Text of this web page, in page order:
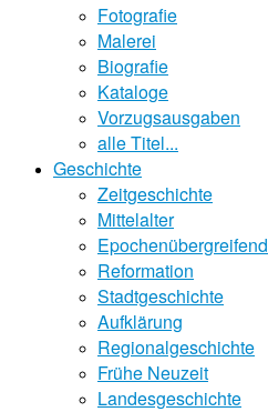
Fotografie
Malerei
Biografie
Kataloge
Vorzugsausgaben
alle Titel...
Geschichte
Zeitgeschichte
Mittelalter
Epochenübergreifend
Reformation
Stadtgeschichte
Aufklärung
Regionalgeschichte
Frühe Neuzeit
Landesgeschichte